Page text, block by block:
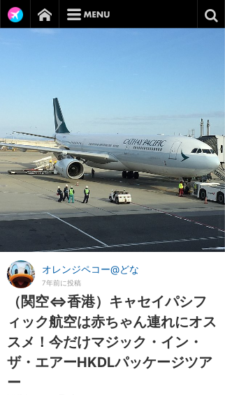
オレンジペコー@どな
7年前に投稿
（関空⇔香港）キャセイパシフ
ィック航空は赤ちゃん連れにオス
スメ！今だけマジック・イン・
ザ・エアーHKDLパッケージツア
ー